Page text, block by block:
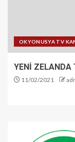
OKYONUSYA TV
YENİ ZELANDA
11/02/2021